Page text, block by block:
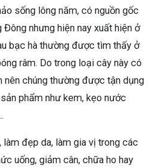
sống lông năm, có nguồn gốc
Đông nhưng hiện nay xuất hiện ở
bạc hà thường được tìm thấy ở
râm. Do trong loại cây này có
nên chúng thường được tận dụng
phẩm như kem, kẹo nước
đẹp da, làm gia vị trong các
uống, giảm cân, chữa ho hay